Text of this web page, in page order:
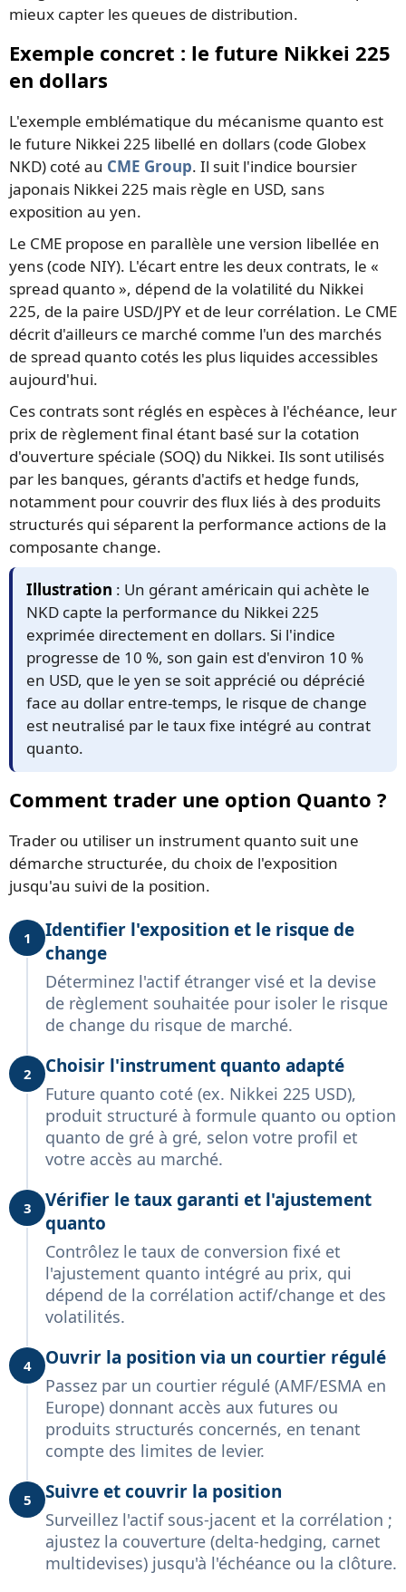
mieux capter les queues de distribution.
Exemple concret : le future Nikkei 225
en dollars
L'exemple emblématique du mécanisme quanto est
le future Nikkei 225 libellé en dollars (code Globex
NKD) coté au CME Group. Il suit l'indice boursier
japonais Nikkei 225 mais règle en USD, sans
exposition au yen.
Le CME propose en parallèle une version libellée en
yens (code NIY). L'écart entre les deux contrats, le «
spread quanto », dépend de la volatilité du Nikkei
225, de la paire USD/JPY et de leur corrélation. Le CME
décrit d'ailleurs ce marché comme l'un des marchés
de spread quanto cotés les plus liquides accessibles
aujourd'hui.
Ces contrats sont réglés en espèces à l'échéance, leur
prix de règlement final étant basé sur la cotation
d'ouverture spéciale (SOQ) du Nikkei. Ils sont utilisés
par les banques, gérants d'actifs et hedge funds,
notamment pour couvrir des flux liés à des produits
structurés qui séparent la performance actions de la
composante change.
Illustration : Un gérant américain qui achète le
NKD capte la performance du Nikkei 225
exprimée directement en dollars. Si l'indice
progresse de 10 %, son gain est d'environ 10 %
en USD, que le yen se soit apprécié ou déprécié
face au dollar entre-temps, le risque de change
est neutralisé par le taux fixe intégré au contrat
quanto.
Comment trader une option Quanto ?
Trader ou utiliser un instrument quanto suit une
démarche structurée, du choix de l'exposition
jusqu'au suivi de la position.
1
Identifier l'exposition et le risque de
change
Déterminez l'actif étranger visé et la devise
de règlement souhaitée pour isoler le risque
de change du risque de marché.
2 Choisir l'instrument quanto adapté
Future quanto coté (ex. Nikkei 225 USD),
produit structuré à formule quanto ou option
quanto de gré à gré, selon votre profil et
votre accès au marché.
3
Vérifier le taux garanti et l'ajustement
quanto
Contrôlez le taux de conversion fixé et
l'ajustement quanto intégré au prix, qui
dépend de la corrélation actif/change et des
volatilités.
4 Ouvrir la position via un courtier régulé
Passez par un courtier régulé (AMF/ESMA en
Europe) donnant accès aux futures ou
produits structurés concernés, en tenant
compte des limites de levier.
5 Suivre et couvrir la position
Surveillez l'actif sous-jacent et la corrélation ;
ajustez la couverture (delta-hedging, carnet
multidevises) jusqu'à l'échéance ou la clôture.